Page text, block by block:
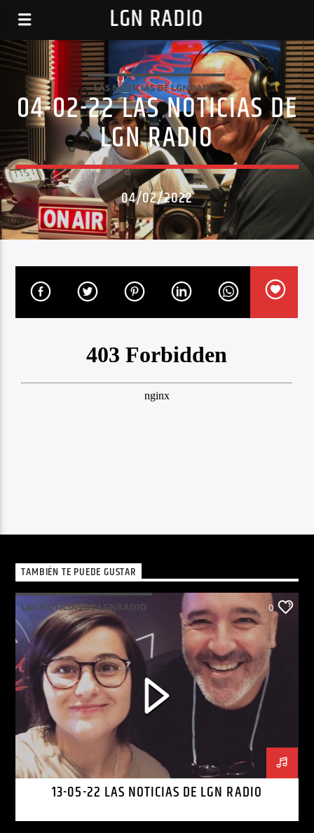
LGN RADIO
LAS NOTICIAS DE LGNRADIO
04-02-22 LAS NOTICIAS DE
LGN RADIO
04/02/2022
TAMBIÉN TE PUEDE GUSTAR
LAS NOTICIAS DE LGNRADIO 0
13-05-22 LAS NOTICIAS DE LGN RADIO